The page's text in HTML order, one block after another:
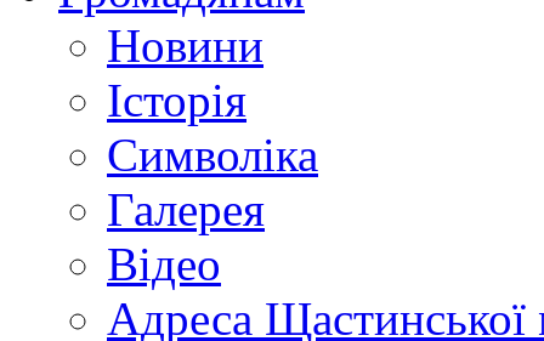
Новини
Історія
Символіка
Галерея
Відео
Адреса Щастинської